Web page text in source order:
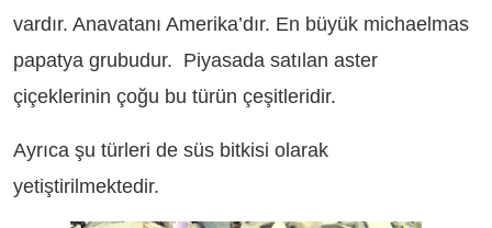
vardır. Anavatanı Amerika’dır. En büyük michaelmas
papatya grubudur. Piyasada satılan aster
çiçeklerinin çoğu bu türün çeşitleridir.
Ayrıca şu türleri de süs bitkisi olarak
yetiştirilmektedir.